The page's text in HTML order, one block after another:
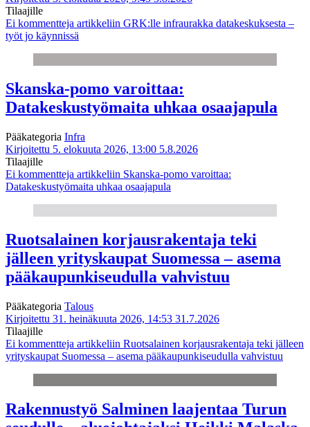
Tilaajille
Ei kommentteja artikkeliin GRK:lle infraurakka datakeskuksesta –
työt jo käynnissä
Skanska-pomo varoittaa:
Datakeskustyömaita uhkaa osaajapula
Pääkategoria Infra
Kirjoitettu 5. elokuuta 2026, 13:00 5.8.2026
Tilaajille
Ei kommentteja artikkeliin Skanska-pomo varoittaa:
Datakeskustyömaita uhkaa osaajapula
Ruotsalainen korjausrakentaja teki
jälleen yrityskaupat Suomessa – asema
pääkaupunkiseudulla vahvistuu
Pääkategoria Talous
Kirjoitettu 31. heinäkuuta 2026, 14:53 31.7.2026
Tilaajille
Ei kommentteja artikkeliin Ruotsalainen korjausrakentaja teki jälleen
yrityskaupat Suomessa – asema pääkaupunkiseudulla vahvistuu
Rakennustyö Salminen laajentaa Turun